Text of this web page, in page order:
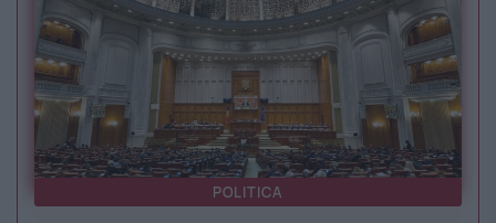
POLITICA